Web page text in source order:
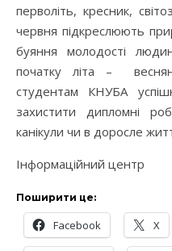
перволіть, кресник,
червня підкреслюють
буяння молодості
початку літа –
студентам КНУБА
захистити дипломні
канікули чи в доросле
Інформаційний центр
Поширити це:
Facebook X